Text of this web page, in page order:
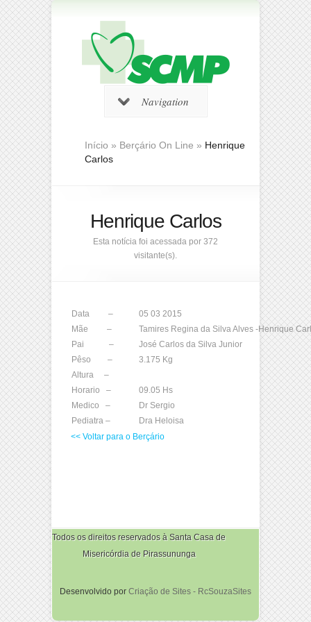
Navigation
Início » Berçário On Line » Henrique
Carlos
Henrique Carlos
Esta notícia foi acessada por 372
visitante(s).
Data –
05 03 2015
Mãe –
Tamires Regina da Silva Alves -Henrique
Pai –
José Carlos da Silva Junior
Pêso –
3.175 Kg
Altura –
Horario –
09.05 Hs
Medico –
Dr Sergio
Pediatra –
Dra Heloisa
<< Voltar para o Berçário
Todos os direitos reservados à Santa Casa de
Misericórdia de Pirassununga
Desenvolvido por Criação de Sites - RcSouzaSites